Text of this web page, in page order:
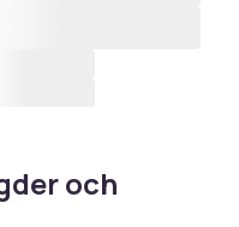
och